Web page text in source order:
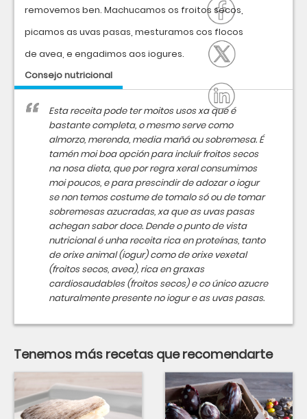
removemos ben. Machucamos os froitos secos,
picamos as uvas pasas, mesturamos cos flocos
de avea, e engadimos aos iogures.
Consejo nutricional
Esta receita pode ter moitos usos xa que é
bastante completa, o mesmo serve como
almorzo, merenda, media mañá ou sobremesa. É
tamén moi boa opción para incluír froitos secos
na nosa dieta, que por regra xeral consumimos
moi poucos, e para prescindir de adozar o iogur
se non temos costume de tomalo só ou de tomar
sobremesas azucradas, xa que as uvas pasas
achegan sabor doce. Dende o punto de vista
nutricional é unha receita rica en proteínas, tanto
de orixe animal (iogur) como de orixe vexetal
(froitos secos, avea), rica en graxas
cardiosaudables (froitos secos) e co único azucre
naturalmente presente no iogur e as uvas pasas.
Tenemos más recetas que recomendarte